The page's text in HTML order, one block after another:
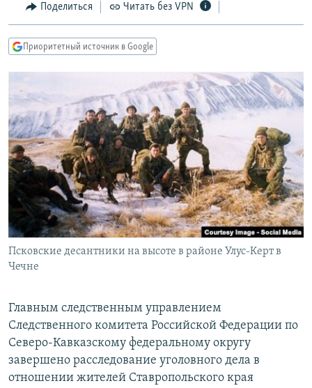
Вернутся
КУЛЬТУРА
КАВКАЗ.РЕАЛИИ
СИБИРЬ.РЕАЛИИ
РАСПИСАНИЕ ВЕЩАНИЯ
ПОДПИШИТЕСЬ НА РАССЫЛКУ
СОЦИАЛЬНЫЕ СЕТИ
Поделиться Читать без VPN
Приоритетный источник в Google
Псковские десантники на высоте в районе Улус-Керт в
Чечне
Главным следственным управлением
Следственного комитета Российской Федерации по
Северо-Кавказскому федеральному округу
завершено расследование уголовного дела в
отношении жителей Ставропольского края